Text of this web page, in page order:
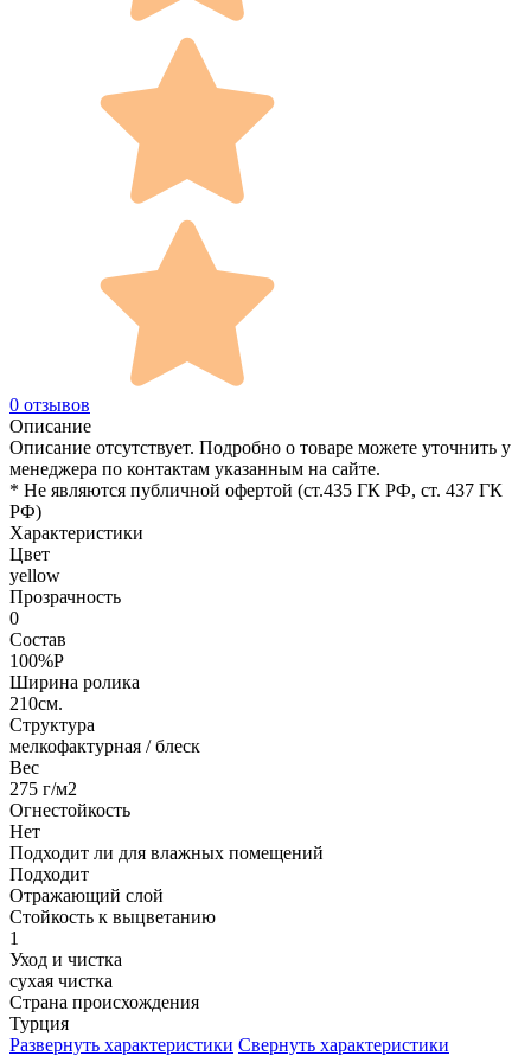
0 отзывов
Описание
Описание отсутствует. Подробно о товаре можете уточнить у
менеджера по контактам указанным на сайте.
* Не являются публичной офертой (ст.435 ГК РФ, cт. 437 ГК
РФ)
Характеристики
Цвет
yellow
Прозрачность
0
Состав
100%P
Ширина ролика
210см.
Структура
мелкофактурная / блеск
Вес
275 г/м2
Огнестойкость
Нет
Подходит ли для влажных помещений
Подходит
Отражающий слой
Стойкость к выцветанию
1
Уход и чистка
сухая чистка
Страна происхождения
Турция
Развернуть характеристики Свернуть характеристики